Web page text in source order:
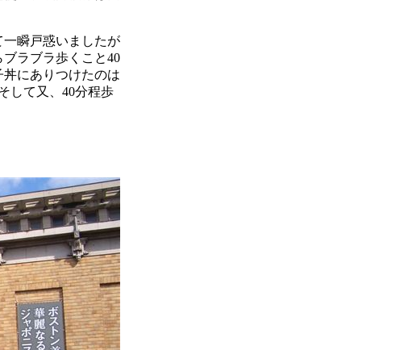
瞬戸惑いましたが
ラブラ歩くこと40
にありつけたのは
して又、40分程歩